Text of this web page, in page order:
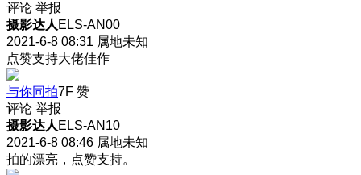
评论 举报
摄影达人 ELS-AN00
2021-6-8 08:31 属地未知
点赞支持大佬佳作
与你同拍7F 赞
评论 举报
摄影达人 ELS-AN10
2021-6-8 08:46 属地未知
拍的漂亮，点赞支持。